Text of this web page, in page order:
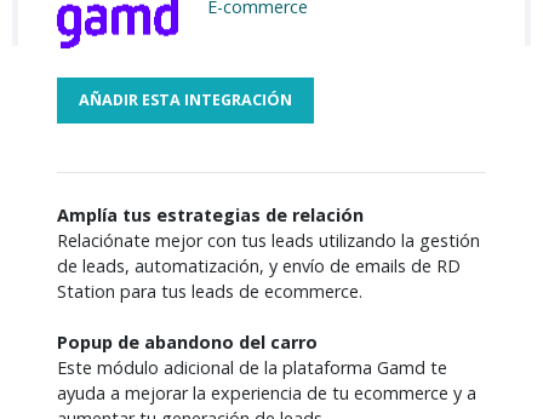
E-commerce
AÑADIR ESTA INTEGRACIÓN
Amplía tus estrategias de relación
Relaciónate mejor con tus leads utilizando la gestión
de leads, automatización, y envío de emails de RD
Station para tus leads de ecommerce.
Popup de abandono del carro
Este módulo adicional de la plataforma Gamd te
ayuda a mejorar la experiencia de tu ecommerce y a